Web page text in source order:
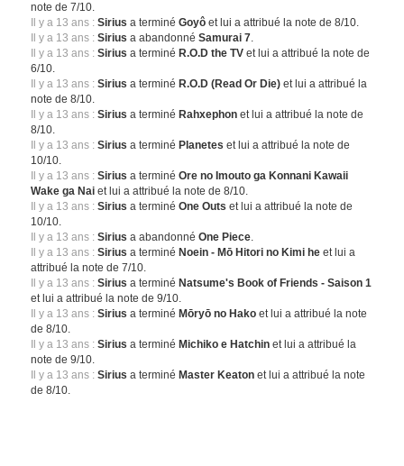
note de 7/10.
Il y a 13 ans : Sirius a terminéGoyô et lui a attribué la note de 8/10.
Il y a 13 ans : Sirius a abandonnéSamurai 7.
Il y a 13 ans : Sirius a terminé R.O.D the TV et lui a attribué la note de
6/10.
Il y a 13 ans : Sirius a terminé R.O.D (Read Or Die) et lui a attribué la
note de 8/10.
Il y a 13 ans : Sirius a terminé Rahxephon et lui a attribué la note de
8/10.
Il y a 13 ans : Sirius a terminé Planetes et lui a attribué la note de
10/10.
Il y a 13 ans : Sirius a terminéOre no Imouto ga Konnani Kawaii
Wake ga Nai et lui a attribué la note de 8/10.
Il y a 13 ans : Sirius a terminéOne Outs et lui a attribué la note de
10/10.
Il y a 13 ans : Sirius a abandonnéOne Piece.
Il y a 13 ans : Sirius a terminé Noein - Mō Hitori no Kimi he et lui a
attribué la note de 7/10.
Il y a 13 ans : Sirius a terminé Natsume's Book of Friends - Saison 1
et lui a attribué la note de 9/10.
Il y a 13 ans : Sirius a terminé Mōryō no Hako et lui a attribué la note
de 8/10.
Il y a 13 ans : Sirius a terminé Michiko e Hatchin et lui a attribué la
note de 9/10.
Il y a 13 ans : Sirius a terminé Master Keaton et lui a attribué la note
de 8/10.